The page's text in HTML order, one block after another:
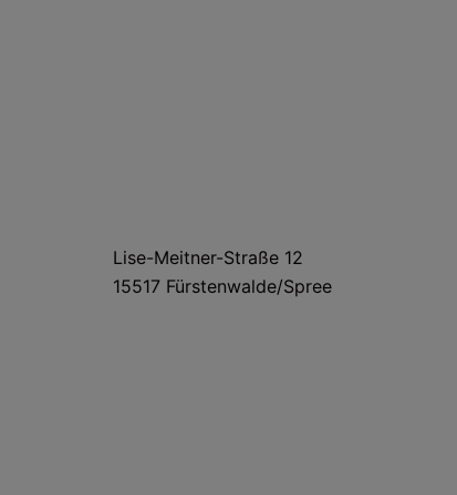
Lise-Meitner-Straße 12
15517 Fürstenwalde/Spree